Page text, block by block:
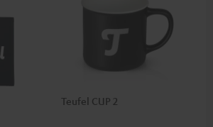
Teufel CUP 2